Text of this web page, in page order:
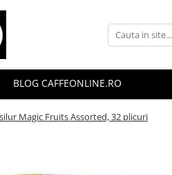
BLOG CAFFEONLINE.RO
Magic Fruits Assorted, 32 plicuri